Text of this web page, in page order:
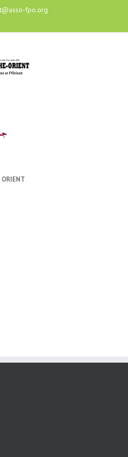
fpo.org
ORIENT